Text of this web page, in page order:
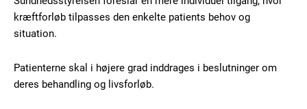
kræftforløb tilpasses den enkelte patients behov og
situation.
Patienterne skal i højere grad inddrages i beslutninger om
deres behandling og livsforløb.